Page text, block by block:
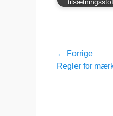
← Forrige
Forrige
Regler for